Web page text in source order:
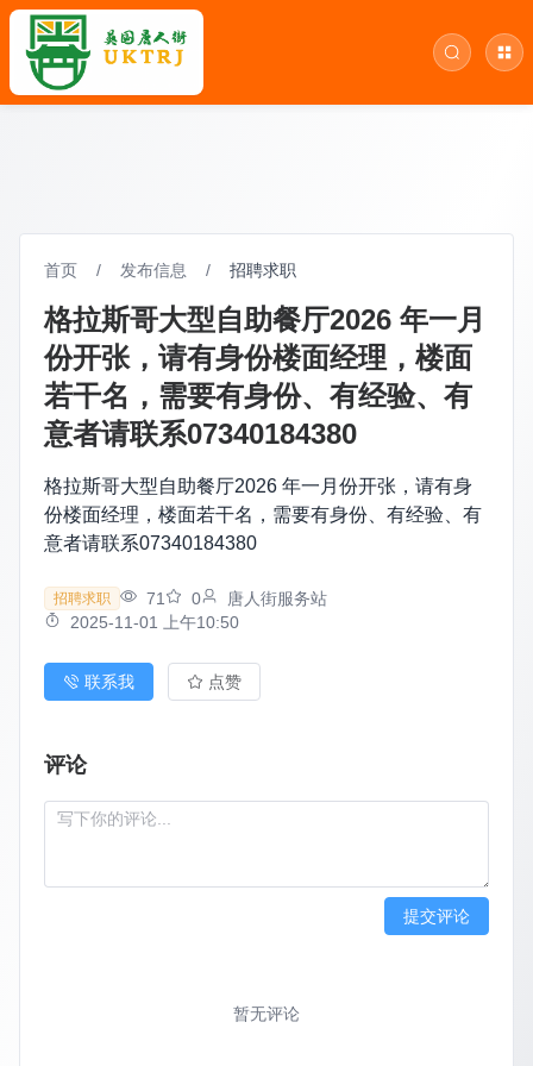
首页 / 发布信息 / 招聘求职
格拉斯哥大型自助餐厅2026 年一月
份开张，请有身份楼面经理，楼面
若干名，需要有身份、有经验、有
意者请联系07340184380
格拉斯哥大型自助餐厅2026 年一月份开张，请有身
份楼面经理，楼面若干名，需要有身份、有经验、有
意者请联系07340184380
招聘求职 71 0
唐人街服务站
2025-11-01 上午10:50
联系我 点赞
评论
提交评论
暂无评论